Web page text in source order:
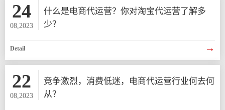
24
08,2023
什么是电商代运营？你对淘宝代运营了解多
少？
Detail →
22
08,2023
竞争激烈，消费低迷，电商代运营行业何去何
从？